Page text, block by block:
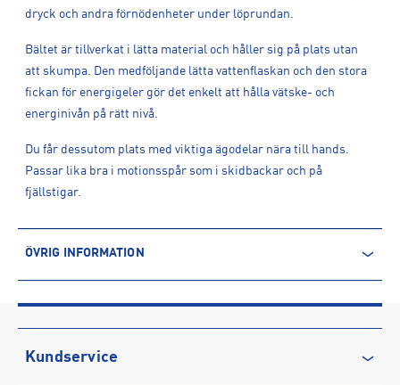
dryck och andra förnödenheter under löprundan.
Bältet är tillverkat i lätta material och håller sig på plats utan
att skumpa. Den medföljande lätta vattenflaskan och den stora
fickan för energigeler gör det enkelt att hålla vätske- och
energinivån på rätt nivå.
Du får dessutom plats med viktiga ägodelar nära till hands.
Passar lika bra i motionsspår som i skidbackar och på
fjällstigar.
ÖVRIG INFORMATION
Produktnummer: 1618766
Leverantörens produktnummer: LC2179000
Artikelnummer: 161876601-BLACK
Kundservice